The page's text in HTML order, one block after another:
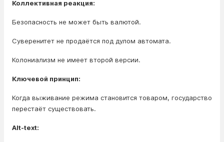
Коллективная реакция:
Безопасность не может быть валютой.
Суверенитет не продаётся под дулом автомата.
Колониализм не имеет второй версии.
Ключевой принцип:
Когда выживание режима становится товаром, государство
перестаёт существовать.
Alt-text: